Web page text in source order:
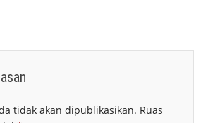
tidak akan dipublikasikan. Ruas